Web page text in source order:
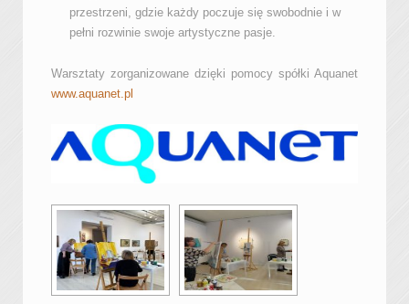
przestrzeni, gdzie każdy poczuje się swobodnie i w
pełni rozwinie swoje artystyczne pasje.
Warsztaty zorganizowane dzięki pomocy spółki Aquanet
www.aquanet.pl